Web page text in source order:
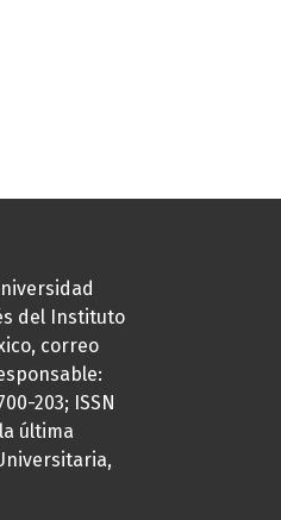
del Instituto
correo
203; ISSN
última